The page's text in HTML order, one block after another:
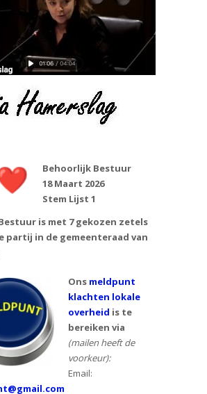
Behoorlijk Bestuur
18 Maart 2026
Stem Lijst 1
is met 7 gekozen zetels
partij in de gemeenteraad van
Ons meldpunt
klachten lokale
overheid is te
bereiken via
(mailen heeft de
voorkeur):
Email: